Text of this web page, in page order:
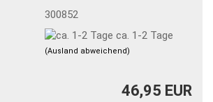
300852
ca. 1-2 Tage
(Ausland abweichend)
46,95 EUR